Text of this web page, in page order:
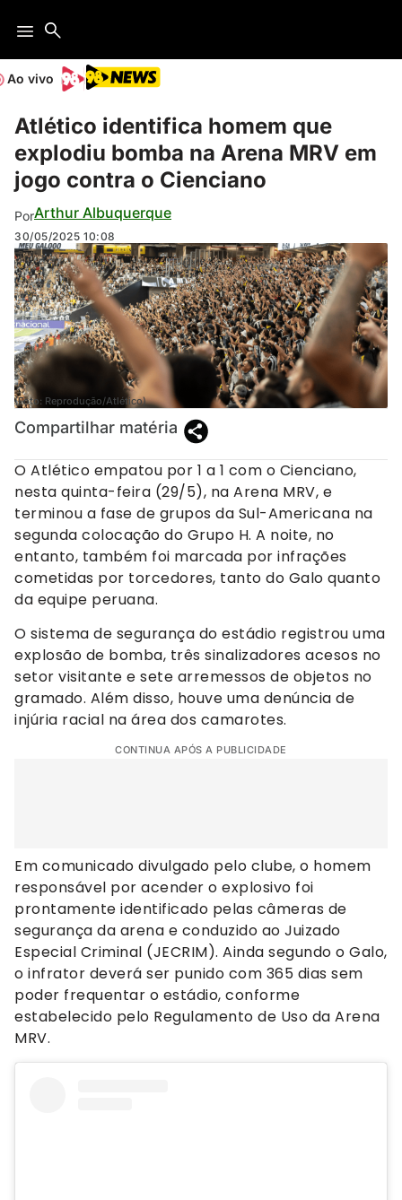
Ao vivo
Atlético identifica homem que
explodiu bomba na Arena MRV em
jogo contra o Cienciano
PorArthur Albuquerque
30/05/2025 10:08
(Foto: Reprodução/Atlético)
Compartilhar matéria
O Atlético empatou por 1 a 1 com o Cienciano,
nesta quinta-feira (29/5), na Arena MRV, e
terminou a fase de grupos da Sul-Americana na
segunda colocação do Grupo H. A noite, no
entanto, também foi marcada por infrações
cometidas por torcedores, tanto do Galo quanto
da equipe peruana.
O sistema de segurança do estádio registrou uma
explosão de bomba, três sinalizadores acesos no
setor visitante e sete arremessos de objetos no
gramado. Além disso, houve uma denúncia de
injúria racial na área dos camarotes.
CONTINUA APÓS A PUBLICIDADE
Em comunicado divulgado pelo clube, o homem
responsável por acender o explosivo foi
prontamente identificado pelas câmeras de
segurança da arena e conduzido ao Juizado
Especial Criminal (JECRIM). Ainda segundo o Galo,
o infrator deverá ser punido com 365 dias sem
poder frequentar o estádio, conforme
estabelecido pelo Regulamento de Uso da Arena
MRV.